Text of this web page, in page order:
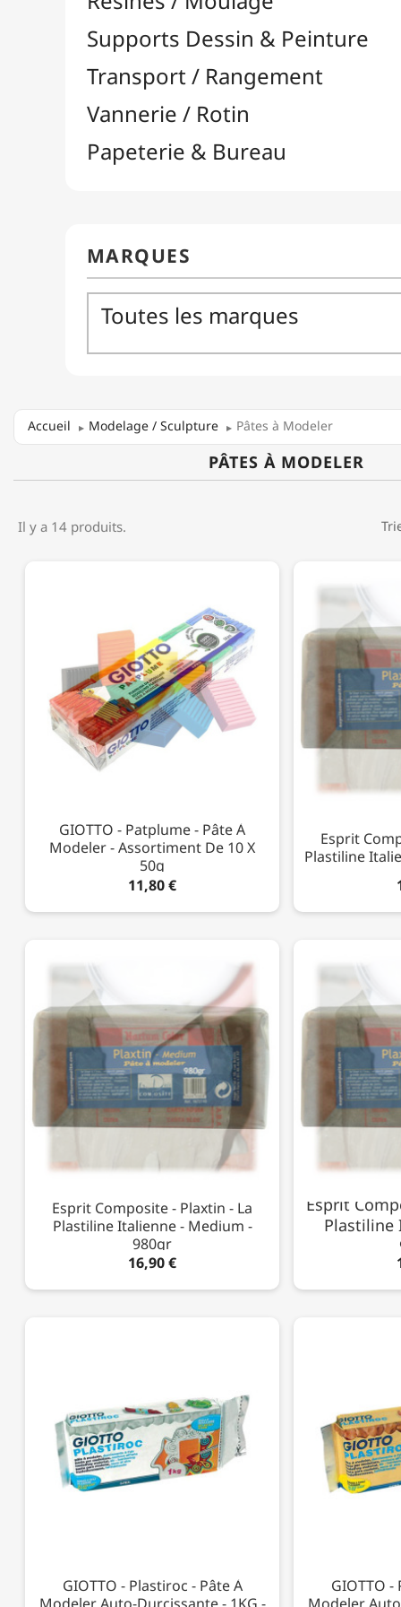
Accueil Modelage / Sculpture Pâtes à Modeler
PÂTES À MODELER
Il y a 14 produits.
GIOTTO - Patplume - Pâte À
Modeler - Assortiment De 10 X
50g
11,80 €
Esprit
Plastiline
Esprit Composite - Plaxtin - La
Plastiline Italienne - Medium -
980gr
16,90 €
Esprit
Plastiline
GIOTTO - Plastiroc - Pâte À
GIOTTO -